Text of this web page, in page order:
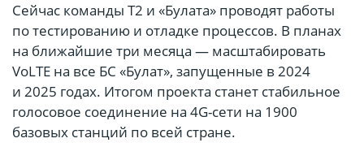
Сейчас команды Т2 и «Булата» проводят работы
по тестированию и отладке процессов. В планах
на ближайшие три месяца — масштабировать
VoLTE на все БС «Булат», запущенные в 2024
и 2025 годах. Итогом проекта станет стабильное
голосовое соединение на 4G-сети на 1900
базовых станций по всей стране.